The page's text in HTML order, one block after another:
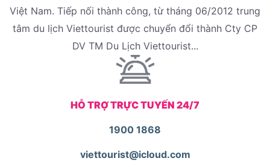
Việt Nam. Tiếp nối thành công, từ tháng 06/2012 trung
tâm du lịch Viettourist được chuyển đổi thành Cty CP
DV TM Du Lịch Viettourist...
HỖ TRỢ TRỰC TUYẾN 24/7
1900 1868
viettourist@icloud.com